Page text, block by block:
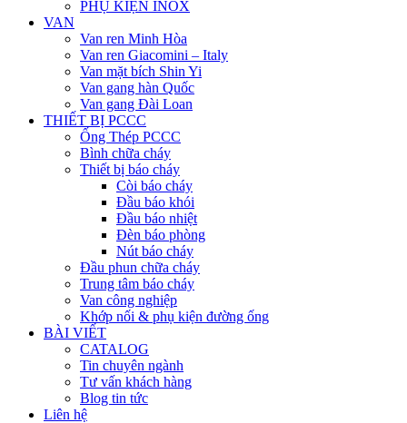
PHỤ KIỆN INOX
VAN
Van ren Minh Hòa
Van ren Giacomini – Italy
Van mặt bích Shin Yi
Van gang hàn Quốc
Van gang Đài Loan
THIẾT BỊ PCCC
Ống Thép PCCC
Bình chữa cháy
Thiết bị báo cháy
Còi báo cháy
Đầu báo khói
Đầu báo nhiệt
Đèn báo phòng
Nút báo cháy
Đầu phun chữa cháy
Trung tâm báo cháy
Van công nghiệp
Khớp nối & phụ kiện đường ống
BÀI VIẾT
CATALOG
Tin chuyên ngành
Tư vấn khách hàng
Blog tin tức
Liên hệ